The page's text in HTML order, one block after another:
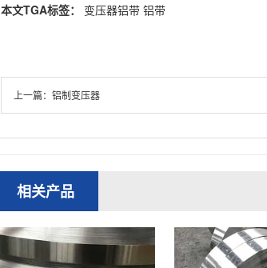
本文TGA标签： 变压器铝带 铝带
上一篇： 铝制变压器
相关产品